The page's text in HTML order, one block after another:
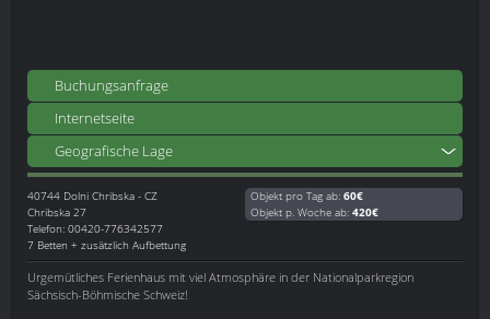
Buchungsanfrage
Internetseite
Geografische Lage
40744 Dolni Chribska - CZ
Chribska 27
Telefon: 00420-776342577
7 Betten + zusätzlich Aufbettung
Objekt pro Tag ab: 60€
Objekt p. Woche ab: 420€
Urgemütliches Ferienhaus mit viel Atmosphäre in der Nationalparkregion
Sächsisch-Böhmische Schweiz!